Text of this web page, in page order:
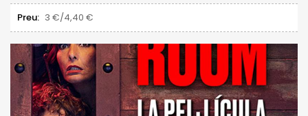
Preu: 3 €/4,40 €